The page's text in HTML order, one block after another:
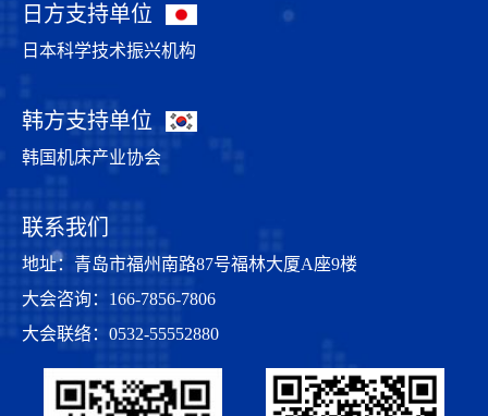
日方支持单位
日本科学技术振兴机构
韩方支持单位
韩国机床产业协会
联系我们
地址：青岛市福州南路87号福林大厦A座9楼
大会咨询：166-7856-7806
大会联络：0532-55552880